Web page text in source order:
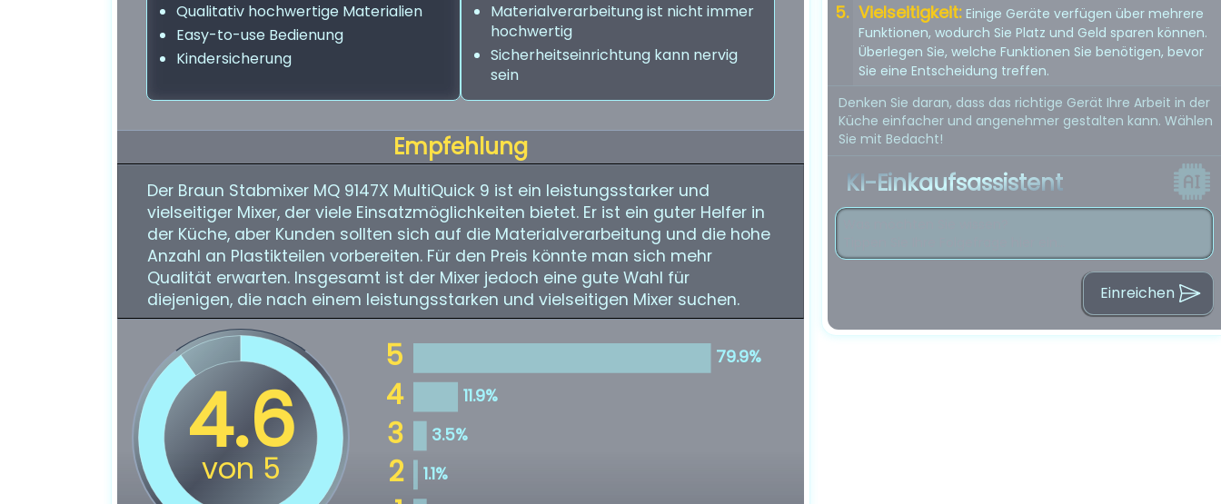
Qualitativ hochwertige Materialien
Easy-to-use Bedienung
Kindersicherung
Materialverarbeitung ist nicht immer
hochwertig
Sicherheitseinrichtung kann nervig
sein
Empfehlung
Der Braun Stabmixer MQ 9147X MultiQuick 9 ist ein leistungsstarker und
vielseitiger Mixer, der viele Einsatzmöglichkeiten bietet. Er ist ein guter Helfer in
der Küche, aber Kunden sollten sich auf die Materialverarbeitung und die hohe
Anzahl an Plastikteilen vorbereiten. Für den Preis könnte man sich mehr
Qualität erwarten. Insgesamt ist der Mixer jedoch eine gute Wahl für
diejenigen, die nach einem leistungsstarken und vielseitigen Mixer suchen.
Vielseitigkeit: Einige Geräte verfügen über mehrere
Funktionen, wodurch Sie Platz und Geld sparen können.
Überlegen Sie, welche Funktionen Sie benötigen, bevor
Sie eine Entscheidung treffen.
Denken Sie daran, dass das richtige Gerät Ihre Arbeit in der
Küche einfacher und angenehmer gestalten kann. Wählen
Sie mit Bedacht!
KI-Einkaufsassistent
Einreichen